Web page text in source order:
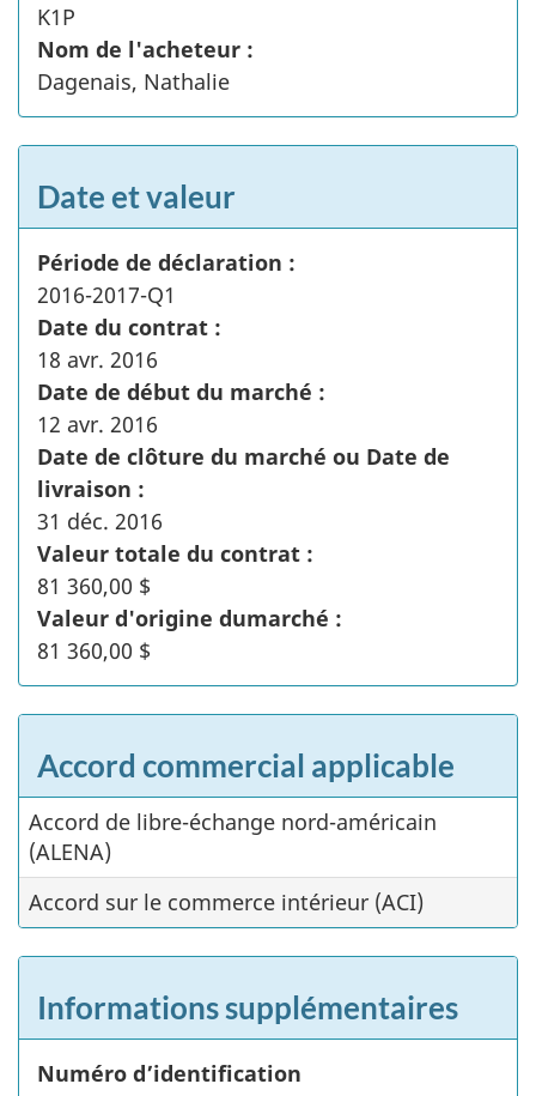
K1P
Nom de l'acheteur :
Dagenais, Nathalie
Date et valeur
Période de déclaration :
2016-2017-Q1
Date du contrat :
18 avr. 2016
Date de début du marché :
12 avr. 2016
Date de clôture du marché ou Date de
livraison :
31 déc. 2016
Valeur totale du contrat :
81 360,00 $
Valeur d'origine dumarché :
81 360,00 $
Accord commercial applicable
Accord de libre-échange nord-américain
(ALENA)
Accord sur le commerce intérieur (ACI)
Informations supplémentaires
Numéro d’identification